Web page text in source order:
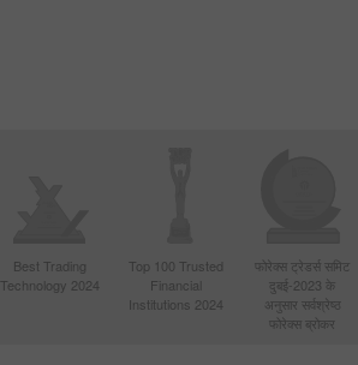
Best Trading
Technology 2024
Top 100 Trusted
Financial
Institutions 2024
फोरेक्स ट्रेडर्स समिट
दुबई-2023 के
अनुसार सर्वश्रेष्ठ
फोरेक्स ब्रोकर